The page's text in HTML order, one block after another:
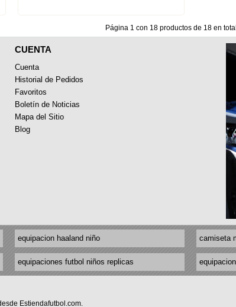
Página 1 con 18 productos de 18 en
CUENTA
Cuenta
Historial de Pedidos
Favoritos
Boletín de Noticias
Mapa del Sitio
Blog
equipacion haaland niño camiseta
equipaciones futbol niños replicas
Estiendafutbol.com.